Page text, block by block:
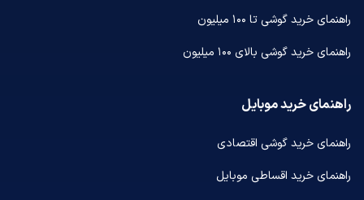
راهنمای خرید گوشی تا ۱۰۰ میلیون
راهنمای خرید گوشی بالای ۱۰۰ میلیون
راهنمای خرید موبایل
راهنمای خرید گوشی اقتصادی
راهنمای خرید اقساطی موبایل